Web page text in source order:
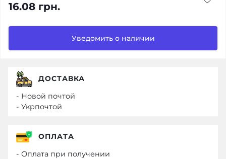
16.08 грн.
Уведомить о наличии
ДОСТАВКА
- Новой почтой
- Укрпочтой
ОПЛАТА
- Оплата при получении